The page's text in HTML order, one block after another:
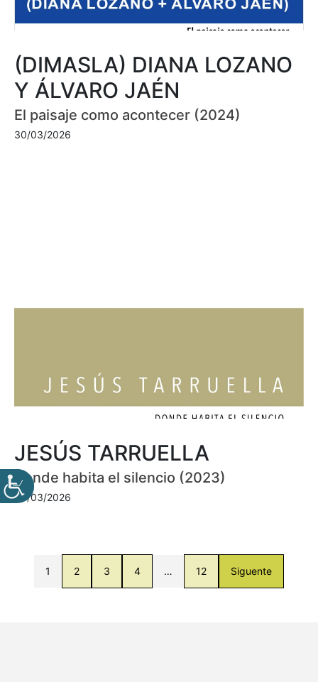
(DIMASLA) DIANA LOZANO
Y ÁLVARO JAÉN
El paisaje como acontecer (2024)
30/03/2026
JESÚS TARRUELLA
Donde habita el silencio (2023)
30/03/2026
1 2 3 4 … 12 Siguente